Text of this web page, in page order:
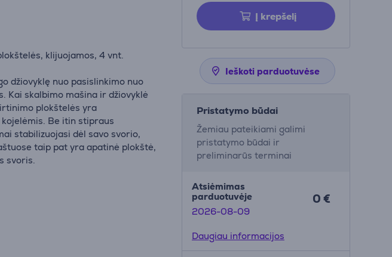
klijuojamos, 4 vnt.
džiovyklę nuo pasislinkimo nuo
Kai skalbimo mašina ir džiovyklė
plokštelės yra
Be itin stipraus
stabilizuojasi dėl savo svorio,
taip pat yra apatinė plokštė,
svoris.
Į krepšelį
Ieškoti parduotuvėse
Pristatymo būdai
Žemiau pateikiami galimi
pristatymo būdai ir
preliminarūs terminai
Atsiėmimas
parduotuvėje
2026-08-09
0 €
Daugiau informacijos